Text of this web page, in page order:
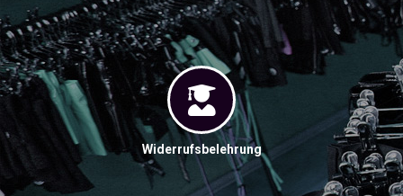
Widerrufsbelehrung